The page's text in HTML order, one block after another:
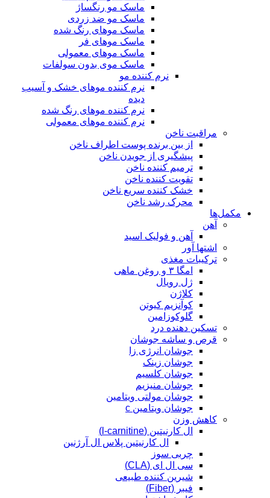
ماسک مو رنگساژ
ماسک مو ضد زردی
ماسک موهای رنگ شده
ماسک موهای فر
ماسک موهای معمولی
ماسک موی بدون سولفات
نرم کننده مو
نرم کننده موهای خشک و آسیب
دیده
نرم کننده موهای رنگ شده
نرم کننده موهای معمولی
مراقبت ناخن
از بین برنده پوست اطراف ناخن
پیشگیری از جویدن ناخن
ترمیم کننده ناخن
تقویت کننده ناخن
خشک کننده سریع ناخن
محرک رشد ناخن
مکمل‌ها
آهن
آهن و فولیک اسید
اشتها آور
ترکیبات مغذی
امگا ۳ و روغن ماهی
ژل رویال
کلاژن
کوآنزیم کیوتن
گلوکوزامین
تسکین دهنده درد
قرص و ساشه جوشان
جوشان انرژی زا
جوشان زینک
جوشان کلسیم
جوشان منیزیم
جوشان مولتی ویتامین
جوشان ویتامین c
کاهش وزن
ال کارنیتین (l-carnitine)
ال کارنیتین پلاس ال آرژنین
چربی سوز
سی ال ای (CLA)
شیرین کننده طبیعی
فیبر (Fiber)